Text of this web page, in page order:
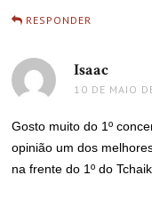
RESPONDER
Isaac
10 DE MAIO
Gosto muito do 1º
opinião um dos
na frente do 1º do